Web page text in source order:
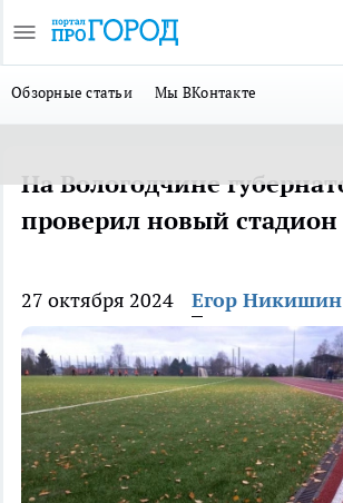
Обзорные статьи Мы ВКонтакте
На Вологодчине
проверил новый стадион
27 октября 2024 Егор Никишин